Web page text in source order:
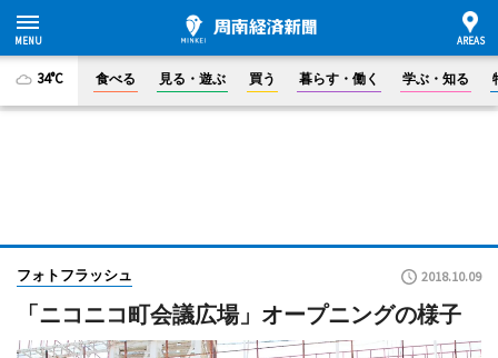
34°C 食べる 見る・遊ぶ 買う 暮らす・働く 学ぶ・知る
フォトフラッシュ 2018.10.09
「ニコニコ町会議広場」オープニングの様子